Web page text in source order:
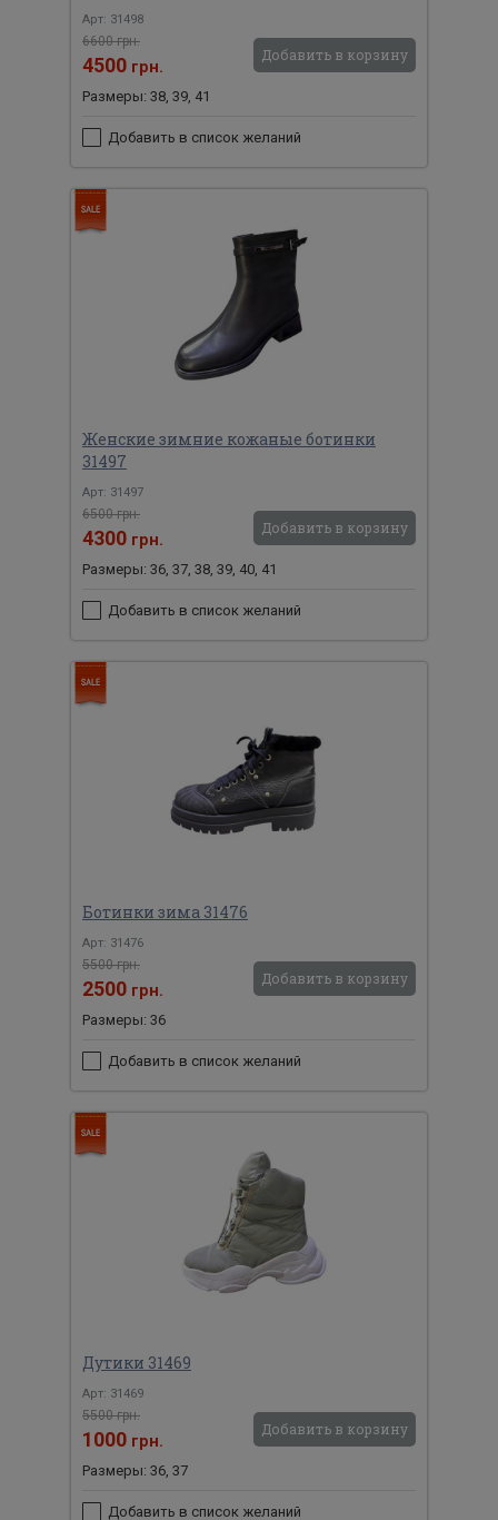
Арт: 31498
6600 грн.
4500 грн.
Добавить в корзину
Размеры: 38, 39, 41
Добавить в список желаний
Женские зимние кожаные ботинки
31497
Арт: 31497
6500 грн.
4300 грн.
Добавить в корзину
Размеры: 36, 37, 38, 39, 40, 41
Добавить в список желаний
Ботинки зима 31476
Арт: 31476
5500 грн.
2500 грн.
Добавить в корзину
Размеры: 36
Добавить в список желаний
Дутики 31469
Арт: 31469
5500 грн.
1000 грн.
Добавить в корзину
Размеры: 36, 37
Добавить в список желаний